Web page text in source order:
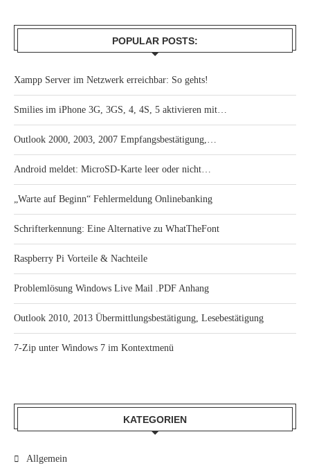
POPULAR POSTS:
Xampp Server im Netzwerk erreichbar: So gehts!
Smilies im iPhone 3G, 3GS, 4, 4S, 5 aktivieren mit…
Outlook 2000, 2003, 2007 Empfangsbestätigung,…
Android meldet: MicroSD-Karte leer oder nicht…
„Warte auf Beginn“ Fehlermeldung Onlinebanking
Schrifterkennung: Eine Alternative zu WhatTheFont
Raspberry Pi Vorteile & Nachteile
Problemlösung Windows Live Mail .PDF Anhang
Outlook 2010, 2013 Übermittlungsbestätigung, Lesebestätigung
7-Zip unter Windows 7 im Kontextmenü
KATEGORIEN
Allgemein